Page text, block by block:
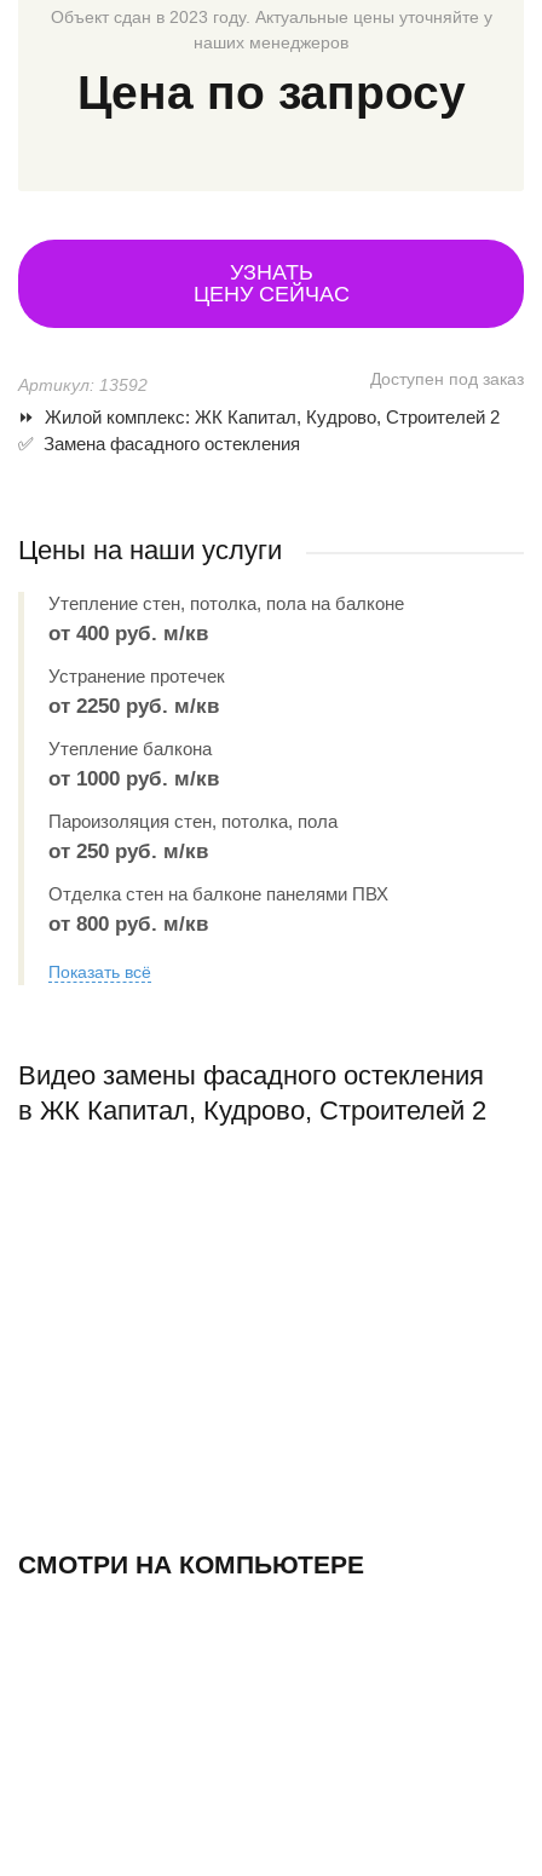
Артикул: 13592 Доступен под заказ
⏩ Жилой комплекс: ЖК Капитал, Кудрово, Строителей 2
✅ Замена фасадного остекления
Объект сдан в 2023 году. Актуальные цены уточняйте у
наших менеджеров
Цена по запросу
УЗНАТЬ
ЦЕНУ СЕЙЧАС
Цены на наши услуги
Утепление стен, потолка, пола на балконе
от 400 руб. м/кв
Устранение протечек
от 2250 руб. м/кв
Утепление балкона
от 1000 руб. м/кв
Пароизоляция стен, потолка, пола
от 250 руб. м/кв
Отделка стен на балконе панелями ПВХ
от 800 руб. м/кв
Показать всё
Видео замены фасадного остекления
в ЖК Капитал, Кудрово, Строителей 2
СМОТРИ НА КОМПЬЮТЕРЕ